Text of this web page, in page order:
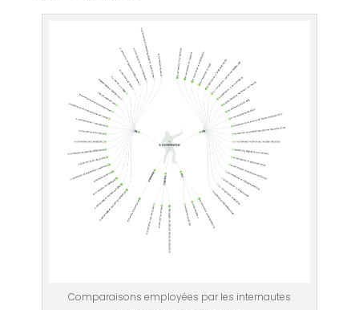
Comparaisons employées par les internautes